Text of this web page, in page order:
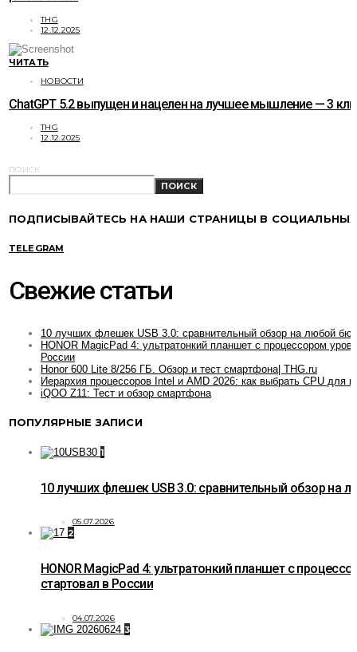
THG
12.12.2025
ЧИТАТЬ
НОВОСТИ
ChatGPT 5.2 выпущен и нацелен на лучшее мышление — 3
THG
12.12.2025
ПОИСК
ПОИСК
ПОДПИСЫВАЙТЕСЬ НА НАШИ СТРАНИЦЫ В СОЦИАЛЬНЫХ
TELEGRAM
Свежие статьи
10 лучших флешек USB 3.0: сравнительный обзор на любой
HONOR MagicPad 4: ультратонкий планшет с процессором
России
Honor 600 Lite 8/256 ГБ. Обзор и тест смартфона| THG.ru
Иерархия процессоров Intel и AMD 2026: как выбрать CPU для
iQOO Z11: Тест и обзор смартфона
ПОПУЛЯРНЫЕ ЗАПИСИ
1
10 лучших флешек USB 3.0: сравнительный обзор на
05.07.2026
2
HONOR MagicPad 4: ультратонкий планшет с
стартовал в России
04.07.2026
3